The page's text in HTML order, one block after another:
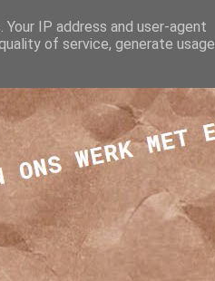
IP address and user-agent
of service, generate usage